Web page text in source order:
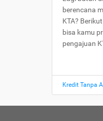
berencana
KTA?
bisa kamu
pengajuan
Kredit Tanpa